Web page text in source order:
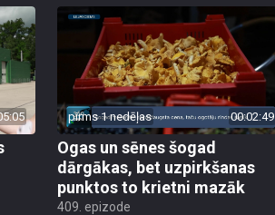
pirms 1 nedēļas 00:02:49
Ogas un sēnes šogad
dārgākas, bet uzpirkšanas
punktos to krietni mazāk
409. epizode